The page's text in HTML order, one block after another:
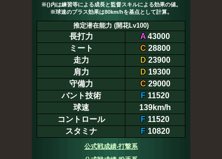
※()内は練習等による成長と監督スキルによる効果の値。
※球速のプラス効果は80km/hを基点として計算。
推定潜在能力 (開花Lv100)
長打力 A43000
ミート
C28800
走力
D23900
肩力
D19300
守備力
C29000
バント技術
F 11520
球速
139km/h
コントロール
F 11520
スタミナ
F10820
公式戦成績-打撃系